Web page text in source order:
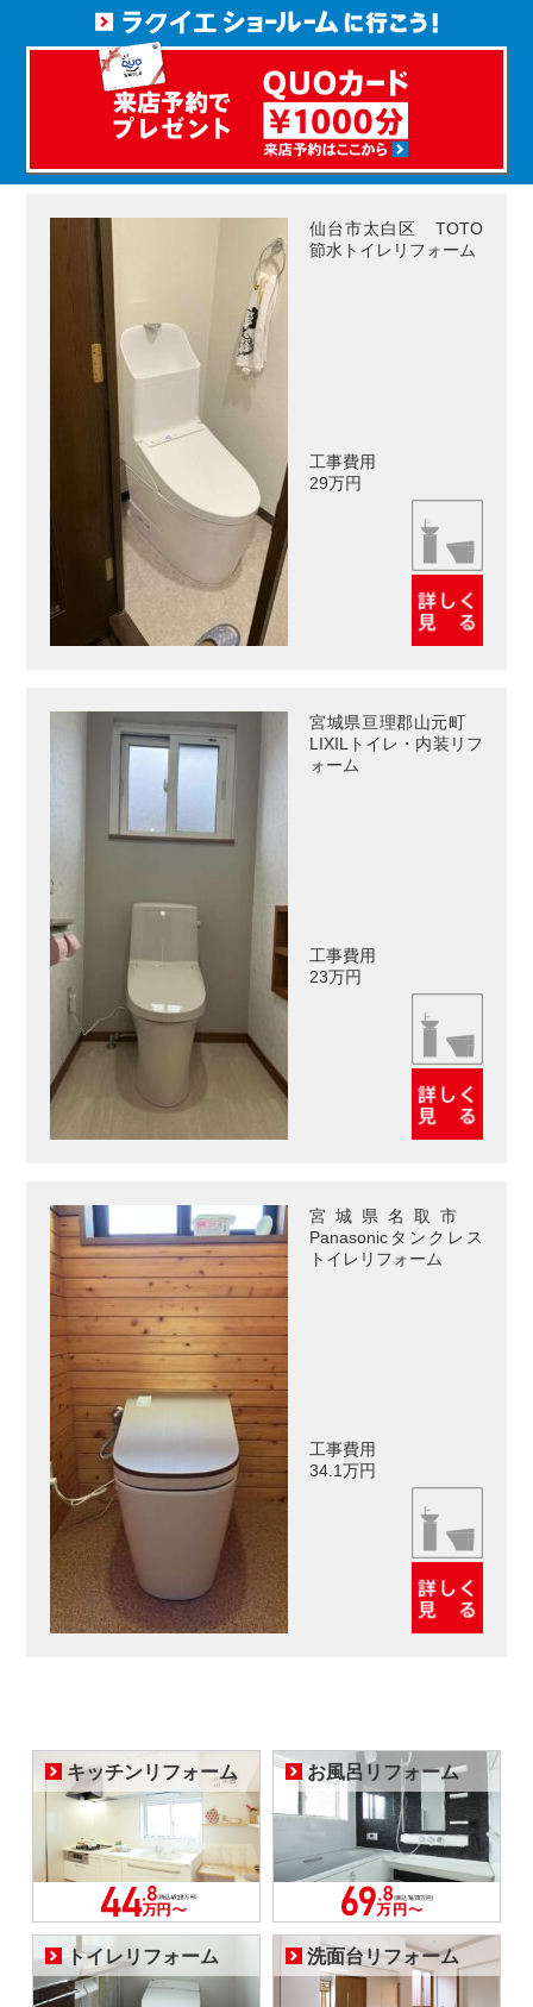
仙台市太白区 TOTO
節水トイレリフォーム
工事費用
29万円
宮城県亘理郡山元町
LIXILトイレ・内装リフ
ォーム
工事費用
23万円
宮城県名取市
Panasonicタンクレス
トイレリフォーム
工事費用
34.1万円
キッチンリフォーム お風呂リフォーム
トイレリフォーム 洗面台リフォーム